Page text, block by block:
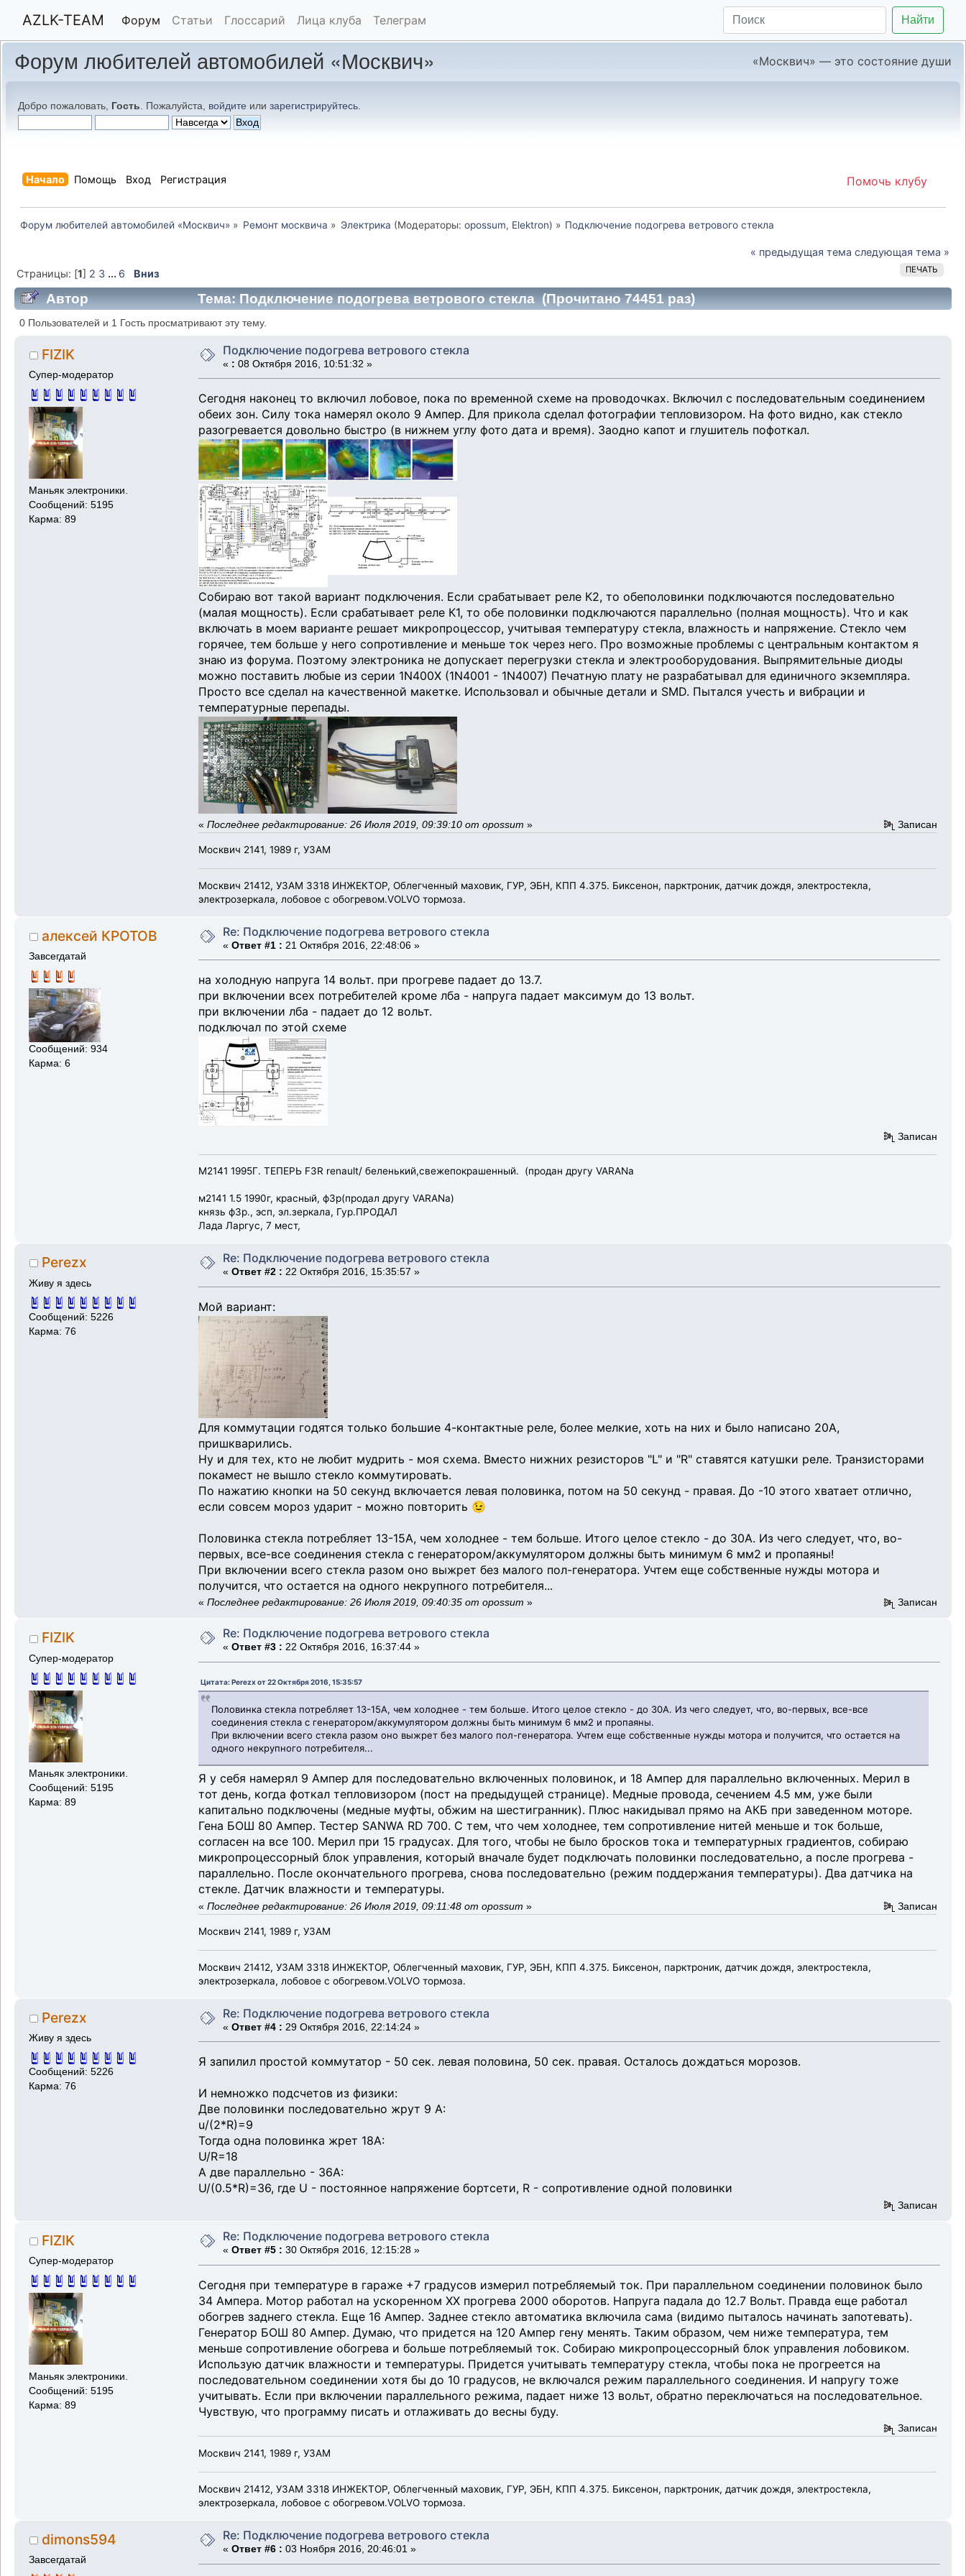
AZLK-TEAM Форум Статьи Глоссарий Лица клуба Телеграм Найти
Форум любителей автомобилей «Москвич» «Москвич» — это состояние души
Добро пожаловать, Гость . Пожалуйста, войдите или зарегистрируйтесь
Помочь клубу
Начало Помощь Вход Регистрация
Форум любителей автомобилей «Москвич» » Ремонт москвича » Электрика (Модераторы: opossum, Elektron) » Подключение подогрева ветрового стекла
« предыдущая тема следующая тема »
ПЕЧАТЬ
Страницы: [1] 2 3 ... 6 Вниз
Автор Тема: Подключение подогрева ветрового стекла (Прочитано 74451 раз)
0 Пользователей и 1 Гость просматривают эту тему.
FIZIK
Супер-модератор
Маньяк электроники.
Сообщений: 5195
Карма: 89
Подключение подогрева ветрового стекла
« : 08 Октября 2016, 10:51:32 »
Сегодня наконец то включил лобовое, пока по временной схеме на проводочках. Включил с последовательным соединением
обеих зон. Силу тока намерял около 9 Ампер. Для прикола сделал фотографии тепловизором. На фото видно, как стекло
разогревается довольно быстро (в нижнем углу фото дата и время). Заодно капот и глушитель пофоткал.
Собираю вот такой вариант подключения. Если срабатывает реле К2, то обеполовинки подключаются последовательно
(малая мощность). Если срабатывает реле К1, то обе половинки подключаются параллельно (полная мощность). Что и как
включать в моем варианте решает микропроцессор, учитывая температуру стекла, влажность и напряжение. Стекло чем
горячее, тем больше у него сопротивление и меньше ток через него. Про возможные проблемы с центральным контактом я
знаю из форума. Поэтому электроника не допускает перегрузки стекла и электрооборудования. Выпрямительные диоды
можно поставить любые из серии 1N400X (1N4001 - 1N4007) Печатную плату не разрабатывал для единичного экземпляра.
Просто все сделал на качественной макетке. Использовал и обычные детали и SMD. Пытался учесть и вибрации и
температурные перепады.
« Последнее редактирование: 26 Июля 2019, 09:39:10 от opossum » Записан
Москвич 2141, 1989 г, УЗАМ
Москвич 21412, УЗАМ 3318 ИНЖЕКТОР, Облегченный маховик, ГУР, ЭБН, КПП 4.375. Биксенон, парктроник, датчик дождя, электростекла,
электрозеркала, лобовое с обогревом.VOLVO тормоза.
алексей КРОТОВ
Завсегдатай
Сообщений: 934
Карма: 6
Re: Подключение подогрева ветрового стекла
« Ответ #1 : 21 Октября 2016, 22:48:06 »
на холодную напруга 14 вольт. при прогреве падает до 13.7.
при включении всех потребителей кроме лба - напруга падает максимум до 13 вольт.
при включении лба - падает до 12 вольт.
подключал по этой схеме
Записан
М2141 1995Г. ТЕПЕРЬ F3R renault/ беленький,свежепокрашенный. (продан другу VARANa
м2141 1.5 1990г, красный, ф3р(продал другу VARANa)
князь ф3р., эсп, эл.зеркала, Гур.ПРОДАЛ
Лада Ларгус, 7 мест,
Perezx
Живу я здесь
Сообщений: 5226
Карма: 76
Re: Подключение подогрева ветрового стекла
« Ответ #2 : 22 Октября 2016, 15:35:57 »
Мой вариант:
Для коммутации годятся только большие 4-контактные реле, более мелкие, хоть на них и было написано 20А,
пришкварились.
Ну и для тех, кто не любит мудрить - моя схема. Вместо нижних резисторов "L" и "R" ставятся катушки реле. Транзисторами
покамест не вышло стекло коммутировать.
По нажатию кнопки на 50 секунд включается левая половинка, потом на 50 секунд - правая. До -10 этого хватает отлично,
если совсем мороз ударит - можно повторить 😉
Половинка стекла потребляет 13-15А, чем холоднее - тем больше. Итого целое стекло - до 30А. Из чего следует, что, во-
первых, все-все соединения стекла с генератором/аккумулятором должны быть минимум 6 мм2 и пропаяны!
При включении всего стекла разом оно выжрет без малого пол-генератора. Учтем еще собственные нужды мотора и
получится, что остается на одного некрупного потребителя...
« Последнее редактирование: 26 Июля 2019, 09:40:35 от opossum » Записан
FIZIK
Супер-модератор
Маньяк электроники.
Сообщений: 5195
Карма: 89
Re: Подключение подогрева ветрового стекла
« Ответ #3 : 22 Октября 2016, 16:37:44 »
Цитата: Perezx от 22 Октября 2016, 15:35:57
Половинка стекла потребляет 13-15А, чем холоднее - тем больше. Итого целое стекло - до 30А. Из чего следует, что, во-первых, все-все
соединения стекла с генератором/аккумулятором должны быть минимум 6 мм2 и пропаяны.
При включении всего стекла разом оно выжрет без малого пол-генератора. Учтем еще собственные нужды мотора и получится, что остается на
одного некрупного потребителя...
Я у себя намерял 9 Ампер для последовательно включенных половинок, и 18 Ампер для параллельно включенных. Мерил в
тот день, когда фоткал тепловизором (пост на предыдущей странице). Медные провода, сечением 4.5 мм, уже были
капитально подключены (медные муфты, обжим на шестигранник). Плюс накидывал прямо на АКБ при заведенном моторе.
Гена БОШ 80 Ампер. Тестер SANWA RD 700. С тем, что чем холоднее, тем сопротивление нитей меньше и ток больше,
согласен на все 100. Мерил при 15 градусах. Для того, чтобы не было бросков тока и температурных градиентов, собираю
микропроцессорный блок управления, который вначале будет подключать половинки последовательно, а после прогрева -
параллельно. После окончательного прогрева, снова последовательно (режим поддержания температуры). Два датчика на
стекле. Датчик влажности и температуры.
« Последнее редактирование: 26 Июля 2019, 09:11:48 от opossum » Записан
Москвич 2141, 1989 г, УЗАМ
Москвич 21412, УЗАМ 3318 ИНЖЕКТОР, Облегченный маховик, ГУР, ЭБН, КПП 4.375. Биксенон, парктроник, датчик дождя, электростекла,
электрозеркала, лобовое с обогревом.VOLVO тормоза.
Perezx
Живу я здесь
Сообщений: 5226
Карма: 76
Re: Подключение подогрева ветрового стекла
« Ответ #4 : 29 Октября 2016, 22:14:24 »
Я запилил простой коммутатор - 50 сек. левая половина, 50 сек. правая. Осталось дождаться морозов.
И немножко подсчетов из физики:
Две половинки последовательно жрут 9 А:
u/(2*R)=9
Тогда одна половинка жрет 18А:
U/R=18
А две параллельно - 36А:
U/(0.5*R)=36, где U - постоянное напряжение бортсети, R - сопротивление одной половинки
Записан
FIZIK
Супер-модератор
Маньяк электроники.
Сообщений: 5195
Карма: 89
Re: Подключение подогрева ветрового стекла
« Ответ #5 : 30 Октября 2016, 12:15:28 »
Сегодня при температуре в гараже +7 градусов измерил потребляемый ток. При параллельном соединении половинок было
34 Ампера. Мотор работал на ускоренном ХХ прогрева 2000 оборотов. Напруга падала до 12.7 Вольт. Правда еще работал
обогрев заднего стекла. Еще 16 Ампер. Заднее стекло автоматика включила сама (видимо пыталось начинать запотевать).
Генератор БОШ 80 Ампер. Думаю, что придется на 120 Ампер гену менять. Таким образом, чем ниже температура, тем
меньше сопротивление обогрева и больше потребляемый ток. Собираю микропроцессорный блок управления лобовиком.
Использую датчик влажности и температуры. Придется учитывать температуру стекла, чтобы пока не прогреется на
последовательном соединении хотя бы до 10 градусов, не включался режим параллельного соединения. И напругу тоже
учитывать. Если при включении параллельного режима, падает ниже 13 вольт, обратно переключаться на последовательное.
Чувствую, что программу писать и отлаживать до весны буду.
Записан
Москвич 2141, 1989 г, УЗАМ
Москвич 21412, УЗАМ 3318 ИНЖЕКТОР, Облегченный маховик, ГУР, ЭБН, КПП 4.375. Биксенон, парктроник, датчик дождя, электростекла,
электрозеркала, лобовое с обогревом.VOLVO тормоза.
dimons594
Завсегдатай
Re: Подключение подогрева ветрового стекла
« Ответ #6 : 03 Ноября 2016, 20:46:01 »